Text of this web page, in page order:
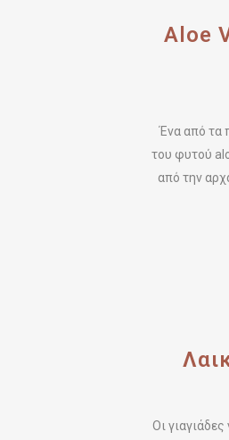
Aloe
Ένα από τα
του φυτού
από την
Οι